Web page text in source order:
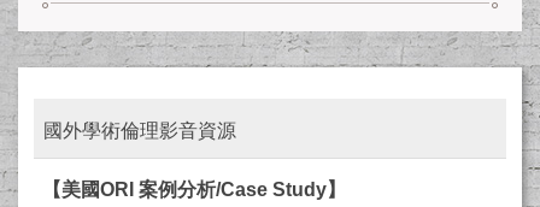
國外學術倫理影音資源
【美國ORI 案例分析/Case Study】